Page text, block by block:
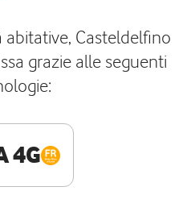
Casteldelfino
grazie alle seguenti
4G